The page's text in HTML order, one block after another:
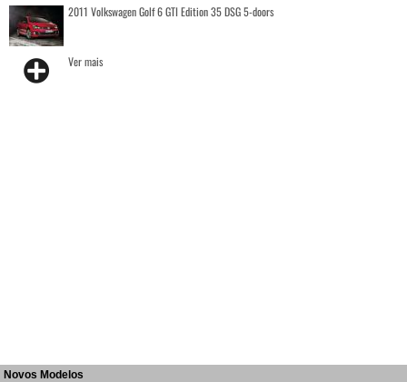
2011 Volkswagen Golf 6 GTI Edition 35 DSG 5-doors
Ver mais
Novos Modelos